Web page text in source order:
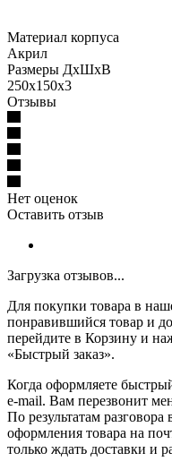
Материал корпуса
Акрил
Размеры ДхШхВ
250х150х3
Отзывы
Нет оценок
Оставить отзыв
Загрузка отзывов...
Для покупки товара в
понравившийся товар и
перейдите в Корзину и
«Быстрый заказ».
Когда оформляете
e-mail. Вам перезвонит
По результатам
оформления товара на
только ждать доставки и